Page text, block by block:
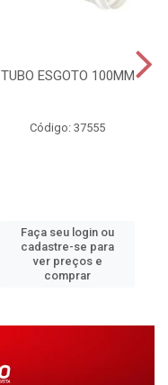
TUBO ESGOTO 100MM
Código: 37555
Faça seu login ou
cadastre-se para
ver preços e
comprar